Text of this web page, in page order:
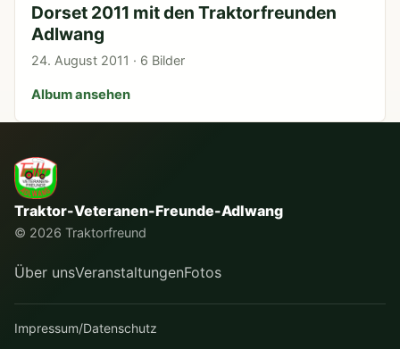
Dorset 2011 mit den Traktorfreunden
Adlwang
24. August 2011 · 6 Bilder
Album ansehen
Traktor-Veteranen-Freunde-Adlwang
© 2026 Traktorfreund
Über unsVeranstaltungenFotos
Impressum/Datenschutz